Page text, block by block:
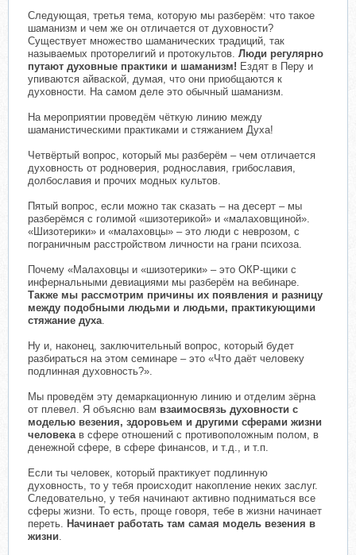
Следующая, третья тема, которую мы разберём: что такое
шаманизм и чем же он отличается от духовности?
Существует множество шаманических традиций, так
называемых проторелигий и протокультов. Люди регулярно
путают духовные практики и шаманизм! Ездят в Перу и
упиваются айваской, думая, что они приобщаются к
духовности. На самом деле это обычный шаманизм.
На мероприятии проведём чёткую линию между
шаманистическими практиками и стяжанием Духа!
Четвёртый вопрос, который мы разберём – чем отличается
духовность от родноверия, роднославия, грибославия,
долбославия и прочих модных культов.
Пятый вопрос, если можно так сказать – на десерт – мы
разберёмся с голимой «шизотерикой» и «малаховщиной».
«Шизотерики» и «малаховцы» – это люди с неврозом, с
пограничным расстройством личности на грани психоза.
Почему «Малаховцы и «шизотерики» – это ОКР-щики с
инфернальными девиациями мы разберём на вебинаре.
Также мы рассмотрим причины их появления и разницу
между подобными людьми и людьми, практикующими
стяжание духа.
Ну и, наконец, заключительный вопрос, который будет
разбираться на этом семинаре – это «Что даёт человеку
подлинная духовность?».
Мы проведём эту демаркационную линию и отделим зёрна
от плевел. Я объясню вам взаимосвязь духовности с
моделью везения, здоровьем и другими сферами жизни
человекав сфере отношений с противоположным полом, в
денежной сфере, в сфере финансов, и т.д., и т.п.
Если ты человек, который практикует подлинную
духовность, то у тебя происходит накопление неких заслуг.
Следовательно, у тебя начинают активно подниматься все
сферы жизни. То есть, проще говоря, тебе в жизни начинает
переть. Начинает работать там самая модель везения в
жизни.